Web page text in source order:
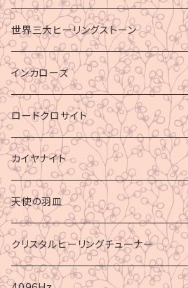
世界三大ヒーリングストーン
インカローズ
ロードクロサイト
カイヤナイト
天使の羽皿
クリスタルヒーリングチューナー